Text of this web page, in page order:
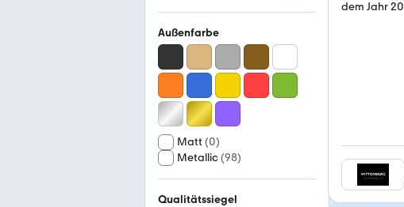
Außenfarbe
Matt (0)
Metallic(98)
Qualitätssiegel